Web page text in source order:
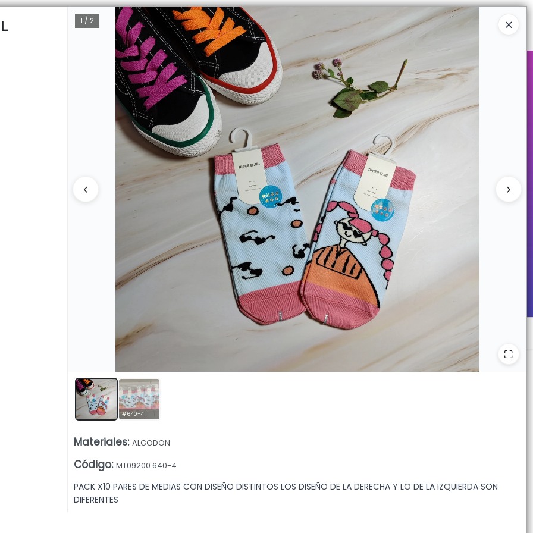
1 / 2
#640-4
Materiales: ALGODON
Código: MT09200 640-4
PACK X10 PARES DE MEDIAS CON DISEÑO DISTINTOS LOS DISEÑO DE LA DERECHA Y LO DE LA IZQUIERDA SON
DIFERENTES
Ingresar a la Tienda
CÓMO COMPRAR QUIÉNES SOMOS CONTACTO
Lista vacía